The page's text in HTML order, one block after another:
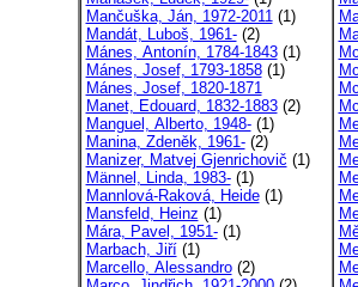
Mančuška, Ján, 1972-2011(1)
Mandát, Luboš, 1961-(2)
Mánes, Antonín, 1784-1843(1)
Mánes, Josef, 1793-1858(1)
Mánes, Josef, 1820-1871
Manet, Edouard, 1832-1883(2)
Manguel, Alberto, 1948-(1)
Manina, Zdeněk, 1961-(2)
Manizer, Matvej Gjenrichovič (1)
Männel, Linda, 1983-(1)
Mannlová-Raková, Heide(1)
Mansfeld, Heinz (1)
Mára, Pavel, 1951-(1)
Marbach, Jiří(1)
Marcello, Alessandro(2)